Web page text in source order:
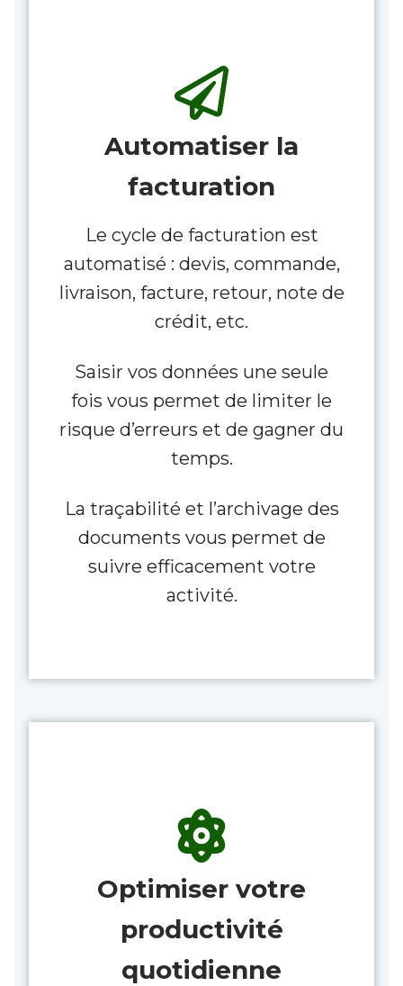
Automatiser la
facturation
Le cycle de facturation est
automatisé : devis, commande,
livraison, facture, retour, note de
crédit, etc.
Saisir vos données une seule
fois vous permet de limiter le
risque d’erreurs et de gagner du
temps.
La traçabilité et l’archivage des
documents vous permet de
suivre efficacement votre
activité.
Optimiser votre
productivité
quotidienne